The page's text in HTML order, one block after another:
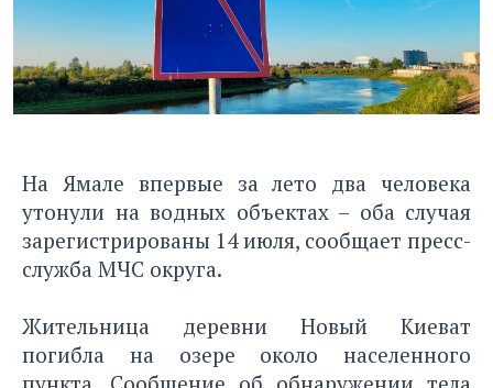
На Ямале впервые за лето два человека
утонули на водных объектах – оба случая
зарегистрированы 14 июля, сообщает пресс-
служба МЧС округа.
Жительница деревни Новый Киеват
погибла на озере около населенного